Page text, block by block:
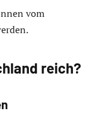
vom
reich?